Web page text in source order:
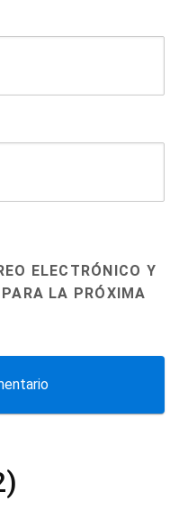
ELECTRÓNICO Y
LA PRÓXIMA